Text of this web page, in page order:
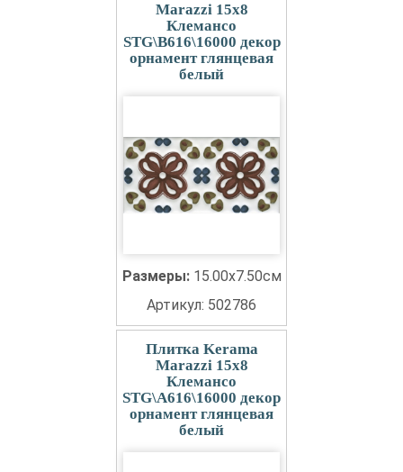
Marazzi 15x8
Клемансо
STG\B616\16000 декор
орнамент глянцевая
белый
Размеры: 15.00x7.50см
Артикул: 502786
Плитка Kerama
Marazzi 15x8
Клемансо
STG\A616\16000 декор
орнамент глянцевая
белый